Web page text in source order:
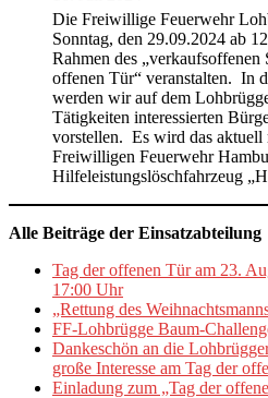
Die Freiwillige Feuerwehr
Sonntag, den 29.09.2024 ab
Rahmen des „verkaufsoffenen
offenen Tür“ veranstalten. In
werden wir auf dem
Tätigkeiten interessierten
vorstellen. Es wird das aktuell
Freiwilligen Feuerwehr
Hilfeleistungslöschfahrzeug
Alle Beiträge der Einsatzabteilung
Tag der offenen Tür am 23.
17:00 Uhr
„Rettung des
FF-Lohbrügge Baum-
Dankeschön an die
große Interesse am Tag der
Einladung zum „Tag der